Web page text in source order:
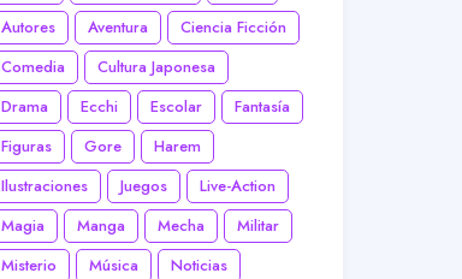
Autores
Aventura
Ciencia Ficción
Comedia
Cultura Japonesa
Drama
Ecchi Escolar
Fantasía
Figuras
Gore
Harem
Ilustraciones
Juegos
Live-Action
Magia
Manga Mecha
Militar
Misterio
Música
Noticias